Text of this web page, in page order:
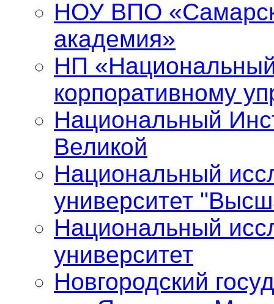
НОУ ВПО
академия»
НП
корпоративному
Национальный
Великой
Национальный
университет
Национальный
университет
Новгородский